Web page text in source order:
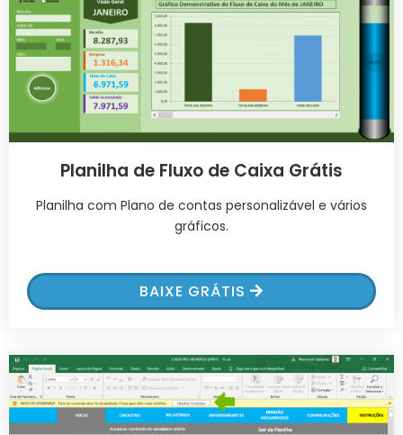
Planilha de Fluxo de Caixa Grátis
Planilha com Plano de contas personalizável e vários
gráficos.
BAIXE GRÁTIS